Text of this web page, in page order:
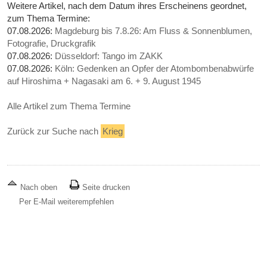
Weitere Artikel, nach dem Datum ihres Erscheinens geordnet,
zum Thema Termine:
07.08.2026: Magdeburg bis 7.8.26: Am Fluss & Sonnenblumen,
Fotografie, Druckgrafik
07.08.2026: Düsseldorf: Tango im ZAKK
07.08.2026: Köln: Gedenken an Opfer der Atombombenabwürfe
auf Hiroshima + Nagasaki am 6. + 9. August 1945
Alle Artikel zum Thema Termine
Zurück zur Suche nach Krieg
Nach oben
Seite drucken
Per E-Mail weiterempfehlen